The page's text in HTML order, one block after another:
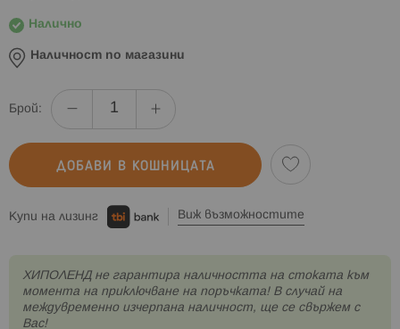
Налично
Наличност по магазини
Брой:
ДОБАВИ В КОШНИЦАТА
Купи на лизинг Виж възможностите
XИПОЛЕНД не гарантира наличността на стоката към
момента на приключване на поръчката! В случай на
междувременно изчерпана наличност, ще се свържем с
Вас!